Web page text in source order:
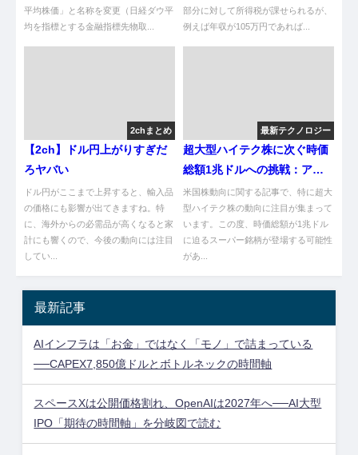
平均株価」と名称を変更（日経ダウ平
均を指標とする金融指標先物取...
部分に対して所得税が課せられるが、
例えば年収が105万円であれば...
2chまとめ
【2ch】ドル円上がりすぎだ
ろヤバい
ドル円がここまで上昇すると、輸入品
の価格にも影響が出てきますね。特
に、海外からの必需品が高くなると家
計にも響くので、今後の動向には注目
してい...
最新テクノロジー
超大型ハイテク株に次ぐ時価
総額1兆ドルへの挑戦：アメ
リカ株の最新動向
米国株動向に関する記事で、特に超大
型ハイテク株の動向に注目が集まって
います。この度、時価総額が1兆ドル
に迫るスーパー銘柄が登場する可能性
があ...
最新記事
AIインフラは「お金」ではなく「モノ」で詰まっている
──CAPEX7,850億ドルとボトルネックの時間軸
スペースXは公開価格割れ、OpenAIは2027年へ──AI大型
IPO「期待の時間軸」を分岐図で読む